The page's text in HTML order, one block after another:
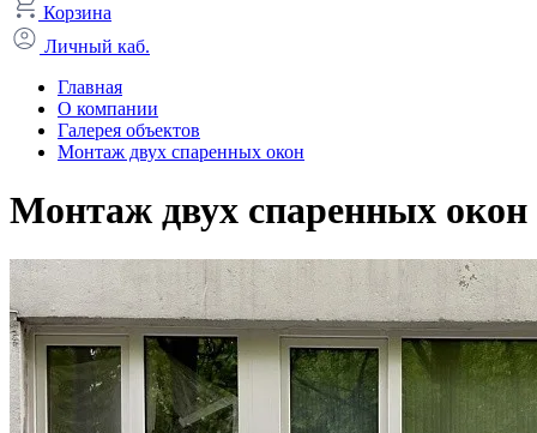
Корзина
Личный каб.
Главная
О компании
Галерея объектов
Монтаж двух спаренных окон
Монтаж двух спаренных окон